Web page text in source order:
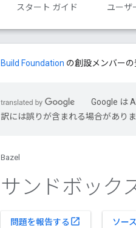
スタート ガイド ユーザ
Build Foundation の創設メンバーの
Google は
訳には誤りが含まれる場合がありま
Bazel
サンドボック
問題を報告する open_in_new ソー